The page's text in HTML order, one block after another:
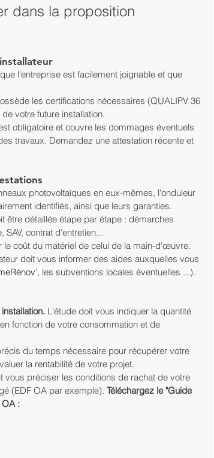
dans la proposition
l'entreprise est facilement joignable et que
les certifications nécessaires (QUALIPV 36
votre future installation.
obligatoire et couvre les dommages éventuels
travaux. Demandez une attestation récente et
photovoltaïques en eux-mêmes, l'onduleur
identifiés, ainsi que leurs garanties.
être détaillée étape par étape : démarches
contrat d'entretien...
le coût du matériel de celui de la main-d'œuvre.
doit vous informer des aides auxquelles vous
les subventions locales éventuelles ...).
L'étude doit vous indiquer la quantité
fonction de votre consommation et de
du temps nécessaire pour récupérer votre
la rentabilité de votre projet.
vous préciser les conditions de rachat de votre
(EDF OA par exemple). Téléchargez le "Guide
OA :